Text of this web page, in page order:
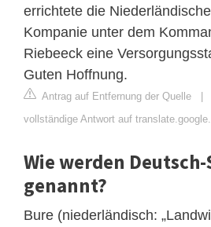
errichtete die
Kompanie unter dem
Riebeeck eine
Guten Hoffnung.
Antrag auf Entfernung der Quelle |
vollständige Antwort auf
Wie werden
genannt?
Bure (niederländisch: